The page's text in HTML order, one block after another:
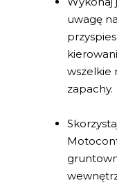
uwagę
wszelkie
zapachy.